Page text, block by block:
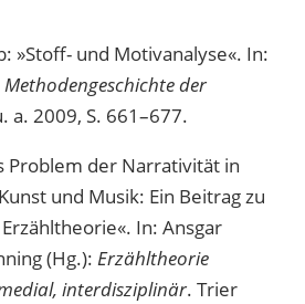
»Stoff- und Motivanalyse«. In:
Methodengeschichte der
a. 2009, S. 661–677.
Problem der Narrativität in
und Musik: Ein Beitrag zu
In: Ansgar
(Hg.): Erzähltheorie
interdisziplinär. Trier